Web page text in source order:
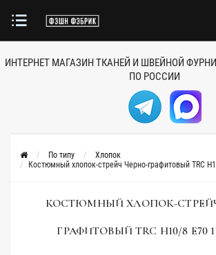
ИНТЕРНЕТ МАГАЗИН ТКАНЕЙ И ШВЕЙНОЙ
ПО РОССИИ
По типу
Хлопок
Костюмный хлопок-стрейч Черно-графитовый TRC
КОСТЮМНЫЙ ХЛОПОК-
ГРАФИТОВЫЙ TRC H10/8 E70